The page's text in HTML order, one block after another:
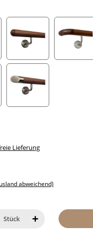
Halbkugel gefräst
Lieferung
abweichend)
Stück